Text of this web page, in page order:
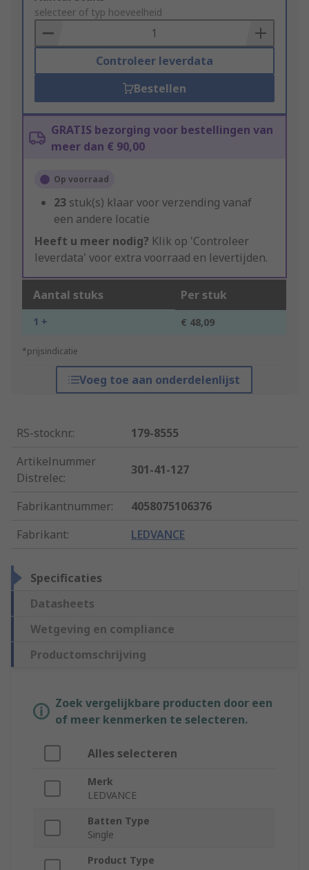
to
Basket
selecteer of typ hoeveelheid
Controleer leverdata
Bestellen
GRATIS bezorging voor bestellingen van
meer dan € 90,00
Op voorraad
23 stuk(s) klaar voor verzending vanaf
een andere locatie
Heeft u meer nodig? Klik op 'Controleer
leverdata' voor extra voorraad en levertijden.
Aantal stuks Per stuk
1 + € 48,09
*prijsindicatie
Voeg toe aan onderdelenlijst
RS-stocknr.:
179-8555
Artikelnummer
Distrelec:
301-41-127
Fabrikantnummer:
4058075106376
Fabrikant: LEDVANCE
Specificaties
Datasheets
Wetgeving en compliance
Productomschrijving
Zoek vergelijkbare producten door een
of meer kenmerken te selecteren.
Alles selecteren
Merk
LEDVANCE
Batten Type
Single
Product Type